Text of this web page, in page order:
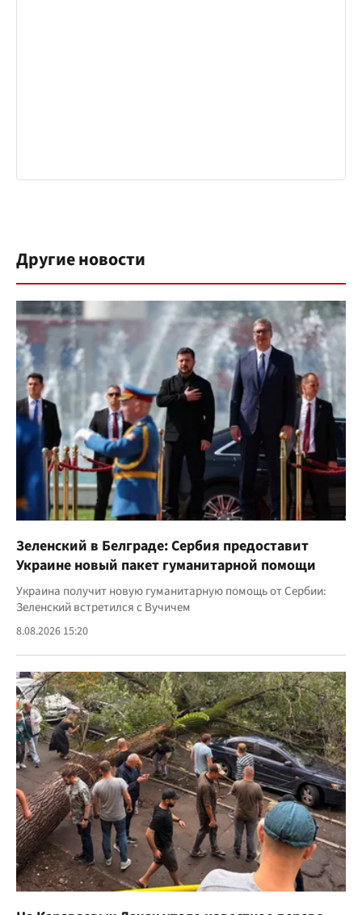
Другие новости
Зеленский в Белграде: Сербия предоставит
Украине новый пакет гуманитарной помощи
Украина получит новую гуманитарную помощь от Сербии:
Зеленский встретился с Вучичем
8.08.2026 15:20